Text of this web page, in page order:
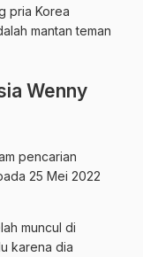
pria Korea
mantan teman
Wenny
pencarian
25 Mei 2022
muncul di
karena dia